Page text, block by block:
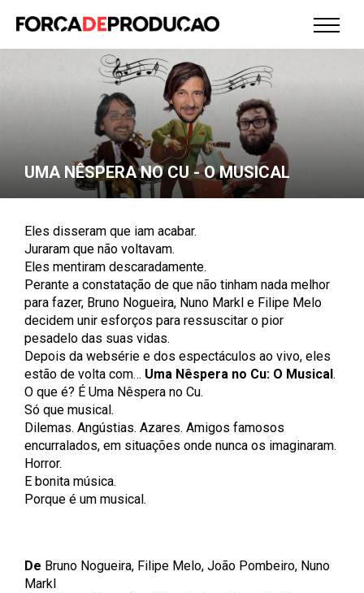
UMA NÊSPERA NO CU - O MUSICAL
Eles disseram que iam acabar.
Juraram que não voltavam.
Eles mentiram descaradamente.
Perante a constatação de que não tinham nada melhor
para fazer, Bruno Nogueira, Nuno Markl e Filipe Melo
decidem unir esforços para ressuscitar o pior
pesadelo das suas vidas.
Depois da websérie e dos espectáculos ao vivo, eles
estão de volta com… Uma Nêspera no Cu: O Musical .
O que é? É Uma Nêspera no Cu.
Só que musical.
Dilemas. Angústias. Azares. Amigos famosos
encurralados, em situações onde nunca os imaginaram.
Horror.
E bonita música.
Porque é um musical.
De Bruno Nogueira, Filipe Melo, João Pombeiro, Nuno
Markl